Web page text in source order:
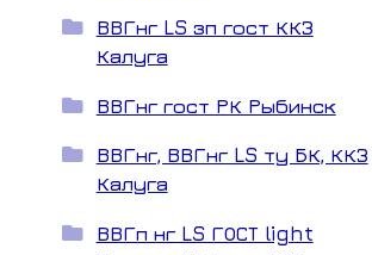
ВВГнг LS зп гост ККЗ
Калуга
ВВГнг гост РК Рыбинск
ВВГнг, ВВГнг LS ту БК, ККЗ
Калуга
ВВГп нг LS ГОСТ light